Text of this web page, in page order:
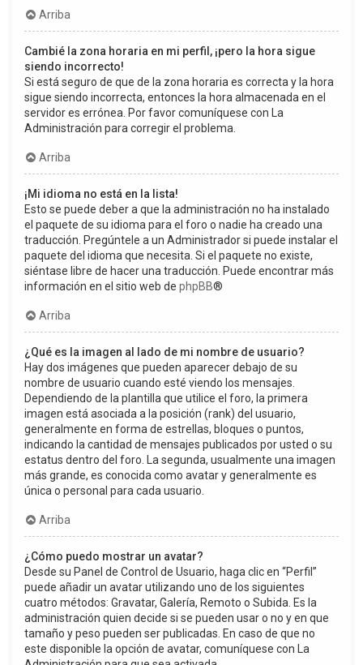
Arriba
Cambié la zona horaria en mi perfil, ¡pero la hora sigue
siendo incorrecto!
Si está seguro de que de la zona horaria es correcta y la hora
sigue siendo incorrecta, entonces la hora almacenada en el
servidor es errónea. Por favor comuníquese con La
Administración para corregir el problema.
Arriba
¡Mi idioma no está en la lista!
Esto se puede deber a que la administración no ha instalado
el paquete de su idioma para el foro o nadie ha creado una
traducción. Pregúntele a un Administrador si puede instalar el
paquete del idioma que necesita. Si el paquete no existe,
siéntase libre de hacer una traducción. Puede encontrar más
información en el sitio web de phpBB®
Arriba
¿Qué es la imagen al lado de mi nombre de usuario?
Hay dos imágenes que pueden aparecer debajo de su
nombre de usuario cuando esté viendo los mensajes.
Dependiendo de la plantilla que utilice el foro, la primera
imagen está asociada a la posición (rank) del usuario,
generalmente en forma de estrellas, bloques o puntos,
indicando la cantidad de mensajes publicados por usted o su
estatus dentro del foro. La segunda, usualmente una imagen
más grande, es conocida como avatar y generalmente es
única o personal para cada usuario.
Arriba
¿Cómo puedo mostrar un avatar?
Desde su Panel de Control de Usuario, haga clic en “Perfil”
puede añadir un avatar utilizando uno de los siguientes
cuatro métodos: Gravatar, Galería, Remoto o Subida. Es la
administración quien decide si se pueden usar o no y en que
tamaño y peso pueden ser publicadas. En caso de que no
este disponible la opción de avatar, comuníquese con La